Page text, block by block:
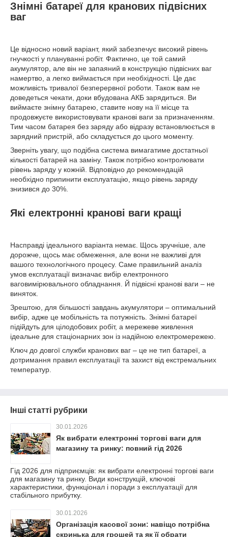
Знімні батареї для кранових підвісних
ваг
Це відносно новий варіант, який забезпечує високий рівень
гнучкості у плануванні робіт. Фактично, це той самий
акумулятор, але він не запаяний в конструкцію підвісних ваг
намертво, а легко виймається при необхідності. Це дає
можливість тривалої безперервної роботи. Також вам не
доведеться чекати, доки вбудована АКБ зарядиться. Ви
виймаєте знімну батарею, ставите нову на її місце та
продовжуєте використовувати кранові ваги за призначенням.
Тим часом батарея без заряду або відразу встановлюється в
зарядний пристрій, або складується до цього моменту.
Зверніть увагу, що подібна система вимагатиме достатньої
кількості батарей на заміну. Також потрібно контролювати
рівень заряду у кожній. Відповідно до рекомендацій
необхідно припинити експлуатацію, якщо рівень заряду
знизився до 30%.
Які електронні кранові ваги кращі
Насправді ідеального варіанта немає. Щось зручніше, але
дорожче, щось має обмеження, але вони не важливі для
вашого технологічного процесу. Саме правильний аналіз
умов експлуатації визначає вибір електронного
ваговимірювального обладнання. Й підвісні кранові ваги – не
виняток.
Зрештою, для більшості завдань акумулятори – оптимальний
вибір, адже це мобільність та потужність. Знімні батареї
підійдуть для цілодобових робіт, а мережеве живлення
ідеальне для стаціонарних зон із надійною електромережею.
Ключ до довгої служби кранових ваг – це не тип батареї, а
дотримання правил експлуатації та захист від екстремальних
температур.
Інші статті рубрики
30.01.2026
Як вибрати електронні торгові ваги для
магазину та ринку: повний гід 2026
Гід 2026 для підприємців: як вибрати електронні торгові ваги
для магазину та ринку. Види конструкцій, ключові
характеристики, функціонал і поради з експлуатації для
стабільного прибутку.
30.01.2026
Організація касової зони: навіщо потрібна
скринька для грошей та як її обрати